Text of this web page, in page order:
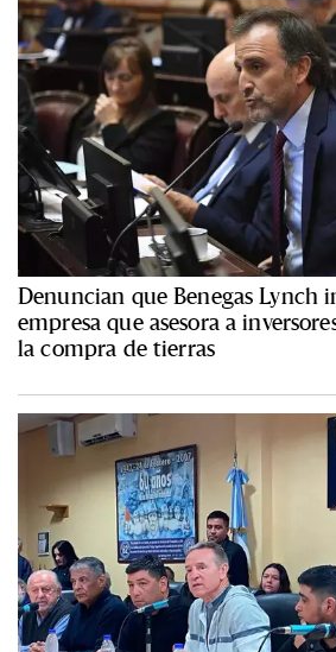
Denuncian que Benegas Lynch
empresa que asesora a
la compra de tierras